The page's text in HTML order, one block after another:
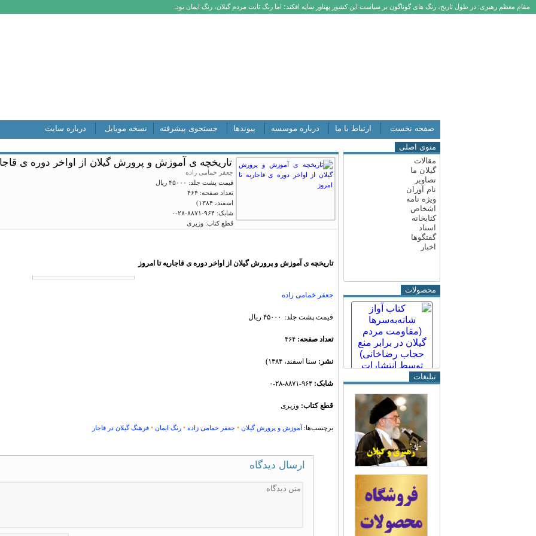
مقام معظم رهبری: در طول تاریخ، رنگ های گوناگون بر سیاست این کشور پهناور سایه افکند؛ اما رنگ ثابت مردم گیلان، رنگ ایمان بود.
صفحه نخست ارتباط با ما درباره موسسه پیوندها جستجوی پیشرفته نسخه موبایل درباره سایت
منوی اصلی
مقالات
گیلان ما
تصاویر
نام آوران
ویژه نامه
اشخاص
کتابخانه
اسناد
گفتگوها
اخبار
محصولات
تبلیغات
تاریخچه ی آموزش و پرورش گیلان از اواخر دوره ی
جعفر خمامی زاده
قیمت پشت جلد: ۴۵۰۰۰ ریال
تعداد صفحه: ۴۶۴
اسفند، ۱۳۸۴)
شابک: ۹۶۴-۸۸۷۱-۲۸-۰
قطع کتاب: وزیری
تاریخچه ی آموزش و پرورش گیلان از اواخر دوره ی قاجاریه تا امروز
جعفر خمامی زاده
قیمت پشت جلد: ۴۵۰۰۰ ریال
تعداد صفحه:
نشر : سنا اسفند، ۱۳۸۴)
شابک:
قطع کتاب: وزیری
برچسب‌ها: آموزش و پرورش گیلان • جعفر خمامی زاده • رنگ ایمان • فرهنگ گیلان در قاجار
ارسال دیدگاه